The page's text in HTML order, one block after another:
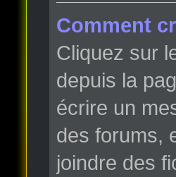
Comment
Cliquez sur
depuis la
écrire un
des forums,
joindre des